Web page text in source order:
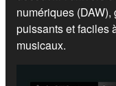
numériques
puissants et faciles
musicaux.